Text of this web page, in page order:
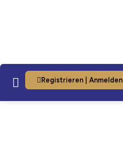
Registrieren | Anmelden